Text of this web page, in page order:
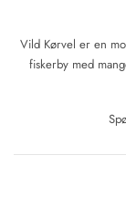
Vild Kørvel er en
fiskerby med